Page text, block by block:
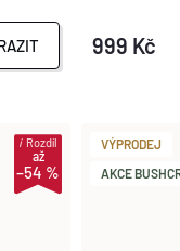
999 Kč
až
–54 %
iRozdíl
VÝPRODEJ
AKCE